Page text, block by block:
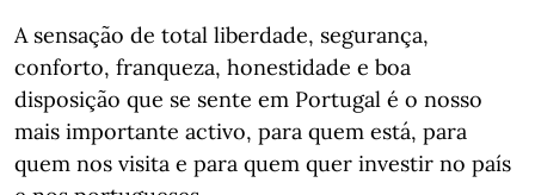
A sensação de total liberdade, segurança,
conforto, franqueza, honestidade e boa
disposição que se sente em Portugal é o nosso
mais importante activo, para quem está, para
quem nos visita e para quem quer investir no país